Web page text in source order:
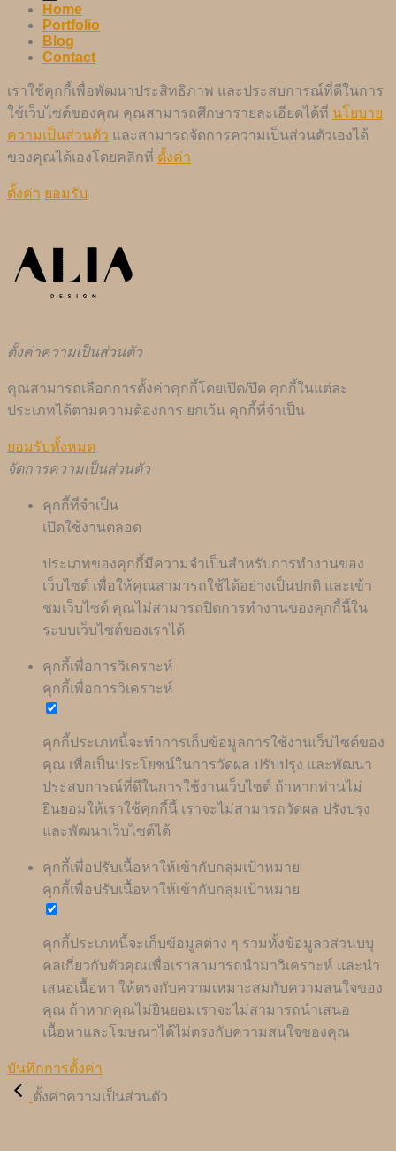
Home
Portfolio
Blog
Contact
เราใช้คุกกี้เพื่อพัฒนาประสิทธิภาพ และประสบการณ์ที่ดีในการ
ใช้เว็บไซต์ของคุณ คุณสามารถศึกษารายละเอียดได้ที่ นโยบาย
ความเป็นส่วนตัว และสามารถจัดการความเป็นส่วนตัวเองได้
ของคุณได้เองโดยคลิกที่ ตั้งค่า
ตั้งค่า ยอมรับ
ตั้งค่าความเป็นส่วนตัว
คุณสามารถเลือกการตั้งค่าคุกกี้โดยเปิด/ปิด คุกกี้ในแต่ละ
ประเภทได้ตามความต้องการ ยกเว้น คุกกี้ที่จำเป็น
ยอมรับทั้งหมด
จัดการความเป็นส่วนตัว
คุกกี้ที่จำเป็น
เปิดใช้งานตลอด
ประเภทของคุกกี้มีความจำเป็นสำหรับการทำงานของ
เว็บไซต์ เพื่อให้คุณสามารถใช้ได้อย่างเป็นปกติ และเข้า
ชมเว็บไซต์ คุณไม่สามารถปิดการทำงานของคุกกี้นี้ใน
ระบบเว็บไซต์ของเราได้
คุกกี้เพื่อการวิเคราะห์
คุกกี้เพื่อการวิเคราะห์
คุกกี้ประเภทนี้จะทำการเก็บข้อมูลการใช้งานเว็บไซต์ของ
คุณ เพื่อเป็นประโยชน์ในการวัดผล ปรับปรุง และพัฒนา
ประสบการณ์ที่ดีในการใช้งานเว็บไซต์ ถ้าหากท่านไม่
ยินยอมให้เราใช้คุกกี้นี้ เราจะไม่สามารถวัดผล ปรังปรุง
และพัฒนาเว็บไซต์ได้
คุกกี้เพื่อปรับเนื้อหาให้เข้ากับกลุ่มเป้าหมาย
คุกกี้เพื่อปรับเนื้อหาให้เข้ากับกลุ่มเป้าหมาย
คุกกี้ประเภทนี้จะเก็บข้อมูลต่าง ๆ รวมทั้งข้อมูลวส่วนบบุ
คลเกี่ยวกับตัวคุณเพื่อเราสามารถนำมาวิเคราะห์ และนำ
เสนอเนื้อหา ให้ตรงกับความเหมาะสมกับความสนใจของ
คุณ ถ้าหากคุณไม่ยินยอมเราจะไม่สามารถนำเสนอ
เนื้อหาและโฆษณาได้ไม่ตรงกับความสนใจของคุณ
บันทึกการตั้งค่า
ตั้งค่าความเป็นส่วนตัว